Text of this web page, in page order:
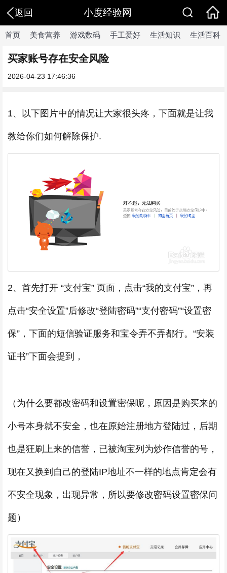
返回 小度经验网
首页 美食营养 游戏数码 手工爱好 生活知识 生活百科
买家账号存在安全风险
2026-04-23 17:46:36
1、以下图片中的情况让大家很头疼，下面就是让我
教给你们如何解除保护.
2、首先打开 “支付宝” 页面，点击“我的支付宝”，再
点击“安全设置”后修改“登陆密码”“支付密码”“设置密
保”，下面的短信验证服务和宝令弄不弄都行。“安装
证书”下面会提到，
（为什么要都改密码和设置密保呢，原因是购买来的
小号本身就不安全，也在原始注册地方登陆过，后期
也是狂刷上来的信誉，已被淘宝列为炒作信誉的号，
现在又换到自己的登陆IP地址不一样的地点肯定会有
不安全现象，出现异常，所以要修改密码设置密保问
题）